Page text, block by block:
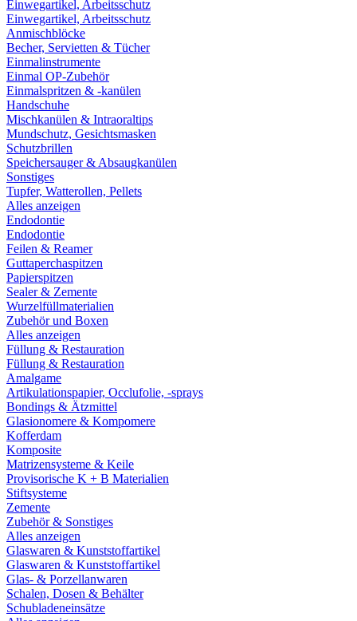
Einwegartikel, Arbeitsschutz
Einwegartikel, Arbeitsschutz
Anmischblöcke
Becher, Servietten & Tücher
Einmalinstrumente
Einmal OP-Zubehör
Einmalspritzen & -kanülen
Handschuhe
Mischkanülen & Intraoraltips
Mundschutz, Gesichtsmasken
Schutzbrillen
Speichersauger & Absaugkanülen
Sonstiges
Tupfer, Watterollen, Pellets
Alles anzeigen
Endodontie
Endodontie
Feilen & Reamer
Guttaperchaspitzen
Papierspitzen
Sealer & Zemente
Wurzelfüllmaterialien
Zubehör und Boxen
Alles anzeigen
Füllung & Restauration
Füllung & Restauration
Amalgame
Artikulationspapier, Occlufolie, -sprays
Bondings & Ätzmittel
Glasionomere & Kompomere
Kofferdam
Komposite
Matrizensysteme & Keile
Provisorische K + B Materialien
Stiftsysteme
Zemente
Zubehör & Sonstiges
Alles anzeigen
Glaswaren & Kunststoffartikel
Glaswaren & Kunststoffartikel
Glas- & Porzellanwaren
Schalen, Dosen & Behälter
Schubladeneinsätze